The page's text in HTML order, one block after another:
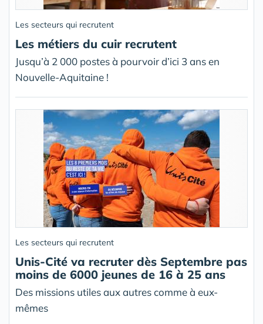
Les secteurs qui recrutent
Les métiers du cuir recrutent
Jusqu’à 2 000 postes à pourvoir d’ici 3 ans en
Nouvelle-Aquitaine !
Les secteurs qui recrutent
Unis-Cité va recruter dès Septembre pas
moins de 6000 jeunes de 16 à 25 ans
Des missions utiles aux autres comme à eux-
mêmes